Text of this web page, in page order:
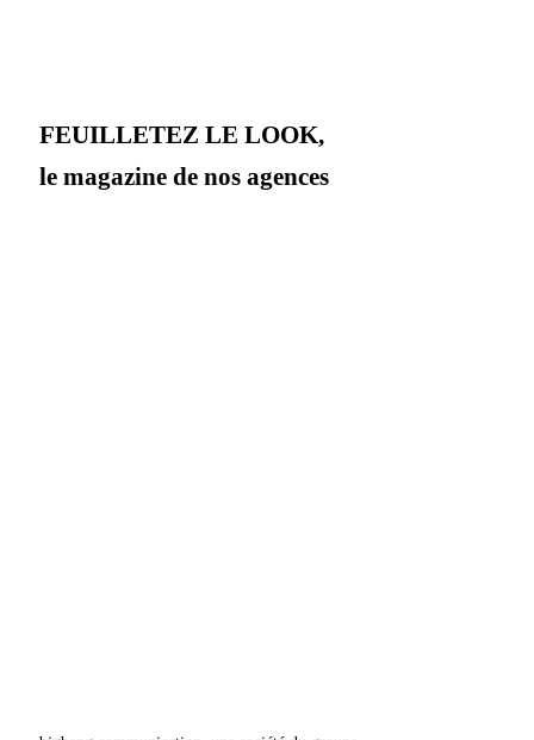
FEUILLETEZ LE LOOK,
le magazine de nos agences